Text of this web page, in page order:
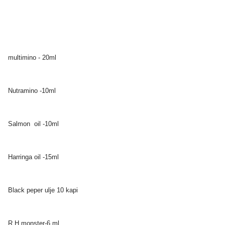
multimino - 20ml
Nutramino -10ml
Salmon oil -10ml
Harringa oil -15ml
Black peper ulje 10 kapi
R.H monster-6 ml